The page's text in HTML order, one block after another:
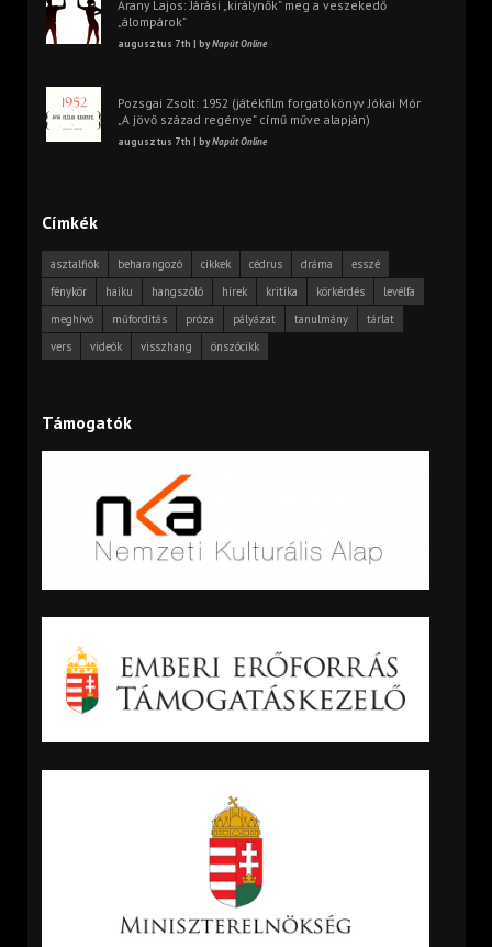
Arany Lajos: Járási „királynők” meg a veszekedő
„álompárok”
augusztus 7th | byNapút Online
Pozsgai Zsolt: 1952 (játékfilm forgatókönyv Jókai Mór
„A jövő század regénye” című műve alapján)
augusztus 7th | byNapút Online
Címkék
asztalfiók beharangozó cikkek cédrus dráma
esszé
fénykör
haiku hangszóló hírek kritika körkérdés
levélfa
meghívó
műfordítás próza pályázat tanulmány
tárlat
vers
videók visszhang önszócikk
Támogatók